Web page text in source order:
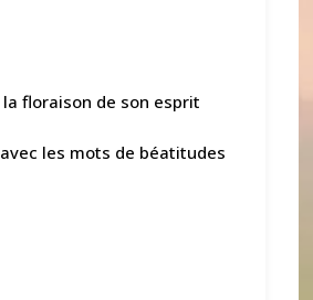
floraison de son esprit
les mots de béatitudes